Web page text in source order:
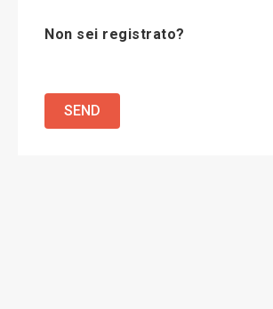
Non sei registrato?